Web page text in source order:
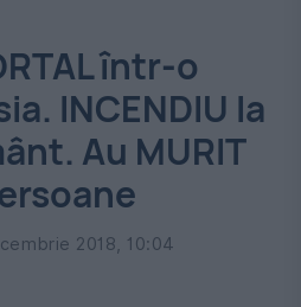
într-o
INCENDIU la
Au MURIT
2018, 10:04